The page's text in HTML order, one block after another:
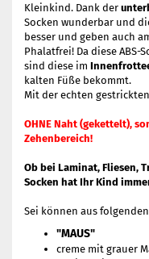
Kleinkind. Dank der
Socken wunderbar und
besser und geben auch
Phalatfrei! Da diese ABS-
sind diese im
kalten Füße bekommt.
Mit der echten
OHNE Naht (gekettelt),
Zehenbereich!
Ob bei Laminat, Fliesen,
Socken hat Ihr Kind
Sei können aus
"MAUS"
creme mit grauer